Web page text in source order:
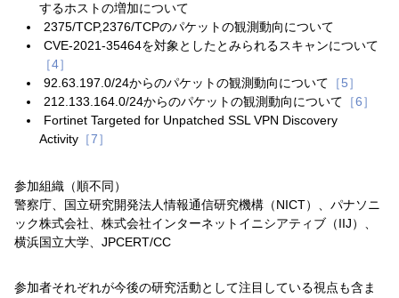
するホストの増加について
2375/TCP,2376/TCPのパケットの観測動向について
CVE-2021-35464を対象としたとみられるスキャンについて
［4］
92.63.197.0/24からのパケットの観測動向について ［5］
212.133.164.0/24からのパケットの観測動向について ［6］
Fortinet Targeted for Unpatched SSL VPN Discovery
Activity ［7］
参加組織（順不同）
警察庁、国立研究開発法人情報通信研究機構（NICT）、パナソニ
ック株式会社、株式会社インターネットイニシアティブ（IIJ）、
横浜国立大学、JPCERT/CC
参加者それぞれが今後の研究活動として注目している視点も含ま